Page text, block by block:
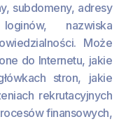
subdomeny, adresy
nazwiska
Może
do Internetu, jakie
stron, jakie
rekrutacyjnych
finansowych,